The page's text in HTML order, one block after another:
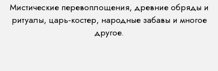
Мистические перевоплощения, древние обряды и
ритуалы, царь-костер, народные забавы и многое
другое.